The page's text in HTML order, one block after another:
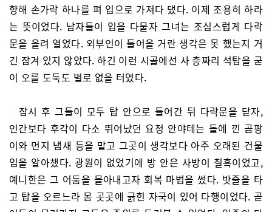
향해 손가락 하나를 펴 입으로 가져다 댔다. 이제 조용히 하라
는 뜻이었다. 남자들이 입을 다물자 그녀는 조심스럽게 다락
문을 올려 열었다. 외부인이 들어올 거란 생각은 못 했는지 거
긴 잠겨 있지 않았다. 하긴 이런 시골에선 사 층짜리 석탑을 굳
이 오를 도둑도 별로 없을 터였다.
잠시 후 그들이 모두 탑 안으로 들어간 뒤 다락문을 닫자,
인간보다 후각이 다소 뛰어났던 요정 안야테는 돌에 낀 곰팡
이와 먼지 냄새 등을 맡고 그곳이 생각보다 아주 오래된 건물
임을 알아챘다. 광원이 없었기에 방 안은 사방이 칠흑이었고,
예니한은 그 어둠을 몰아내고자 회복 마법을 썼다. 밧줄을 타
고 탑을 오르느라 몸 곳곳에 긁힌 자국이 있어 다행이었다. 곧